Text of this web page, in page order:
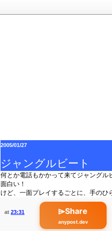
2005/01/27
ジャングルビート
何とか電話もかかって来てジャングル
面白い！
けど、一面プレイするごとに、手のひ
at 23:31 ⌲Share
anypost.dev